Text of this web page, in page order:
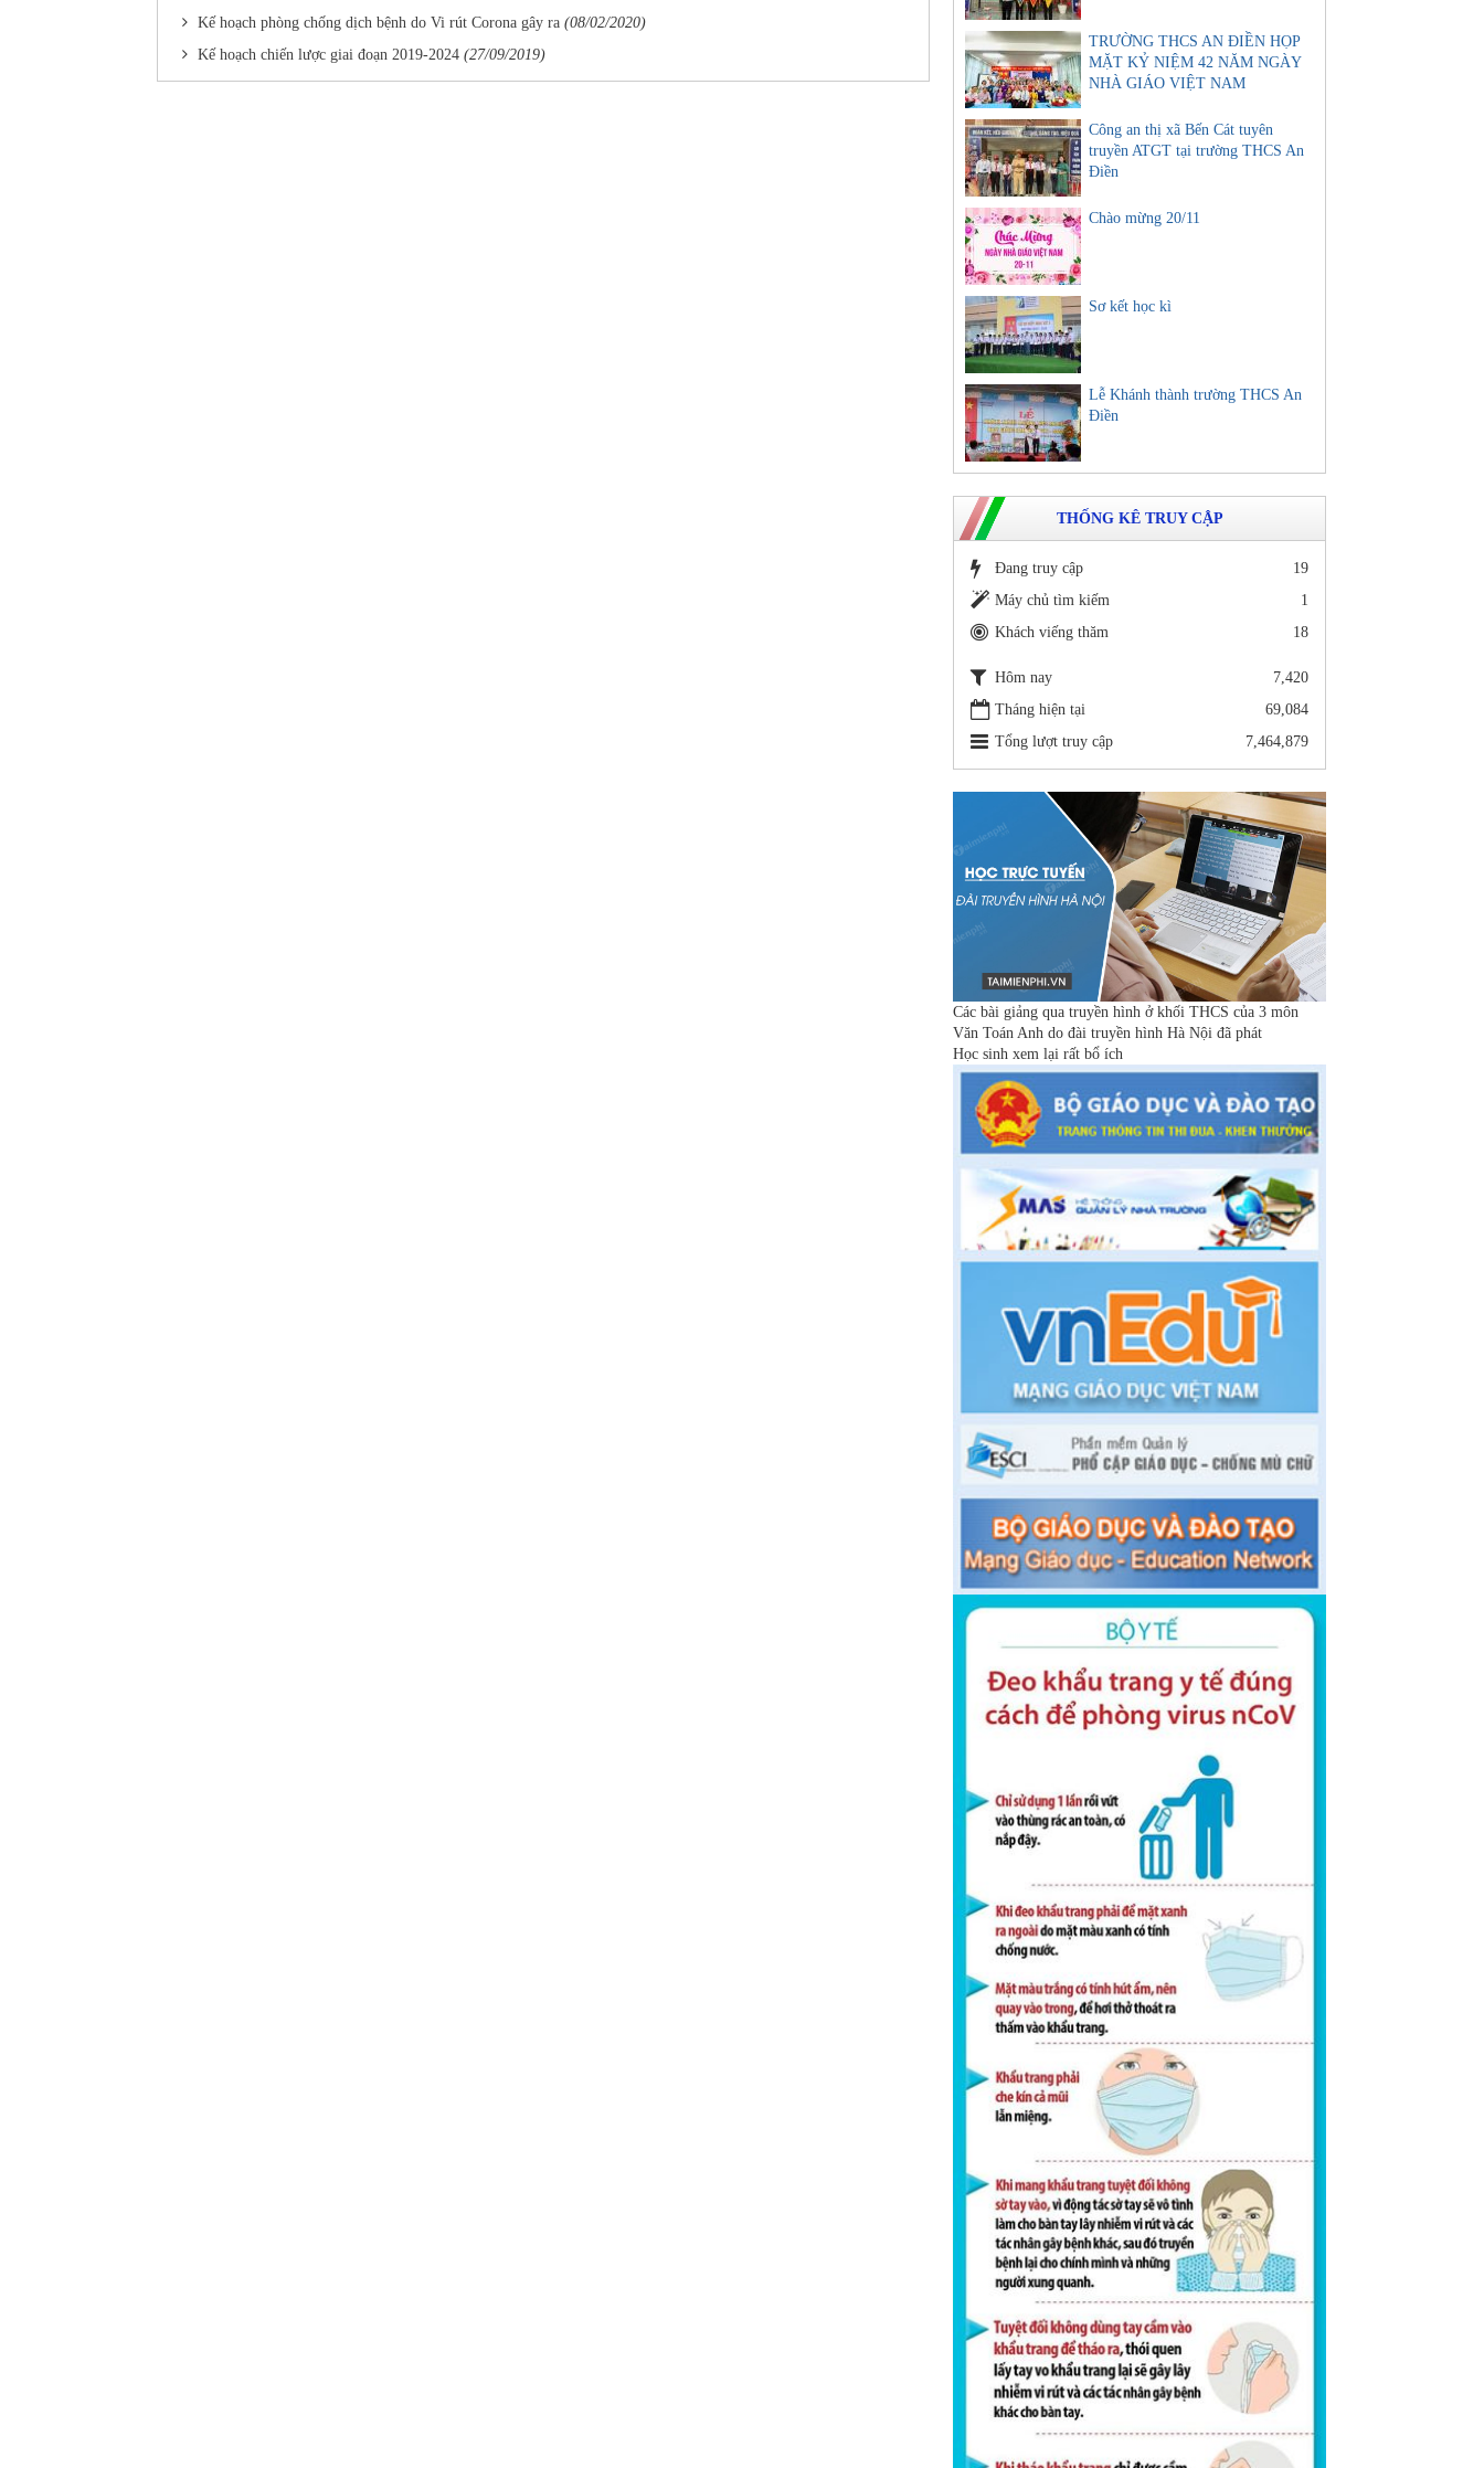
Kế hoạch phòng chống dịch bệnh do Vi rút Corona gây ra (08/02/2020)
Kế hoạch chiến lược giai đoạn 2019-2024 (27/09/2019)
TRƯỜNG THCS AN ĐIỀN HỌP
MẶT KỶ NIỆM 42 NĂM NGÀY
NHÀ GIÁO VIỆT NAM
Công an thị xã Bến Cát tuyên
truyền ATGT tại trường THCS An
Điền
Chào mừng 20/11
Sơ kết học kì
Lễ Khánh thành trường THCS An
Điền
THỐNG KÊ TRUY CẬP
Đang truy cập
19
Máy chủ tìm kiếm
1
Khách viếng thăm
18
Hôm nay
7,420
Tháng hiện tại
69,084
Tổng lượt truy cập
7,464,879
Các bài giảng qua truyền hình ở khối THCS của 3 môn
Văn Toán Anh do đài truyền hình Hà Nội đã phát
Học sinh xem lại rất bổ ích